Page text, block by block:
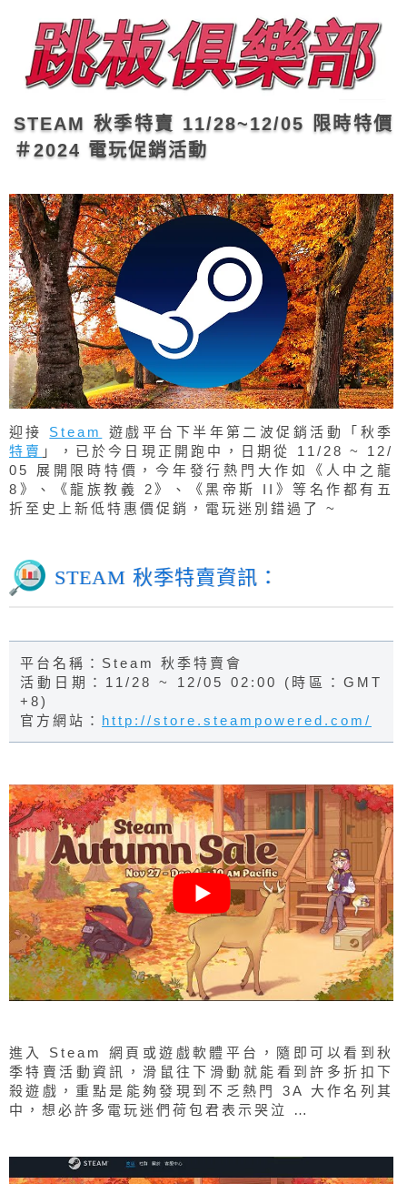
STEAM 秋季特賣 11/28~12/05 限時特價
＃2024 電玩促銷活動
迎接 Steam
遊戲平台下半年第二波促銷活動「秋季
特賣 」，已於今日現正開跑中，日期從 11/28 ~ 12/
05 展開限時特價，今年發行熱門大作如《人中之龍
8》、《龍族教義 2》、《黑帝斯 II》等名作都有五
折至史上新低特惠價促銷，電玩迷別錯過了 ~
STEAM 秋季特賣資訊：
平台名稱：Steam 秋季特賣會
活動日期：11/28 ~ 12/05 02:00 (時區：GMT
+8)
官方網站： http://store.steampowered.com/
進入 Steam 網頁或遊戲軟體平台，隨即可以看到秋
季特賣活動資訊，滑鼠往下滑動就能看到許多折扣下
殺遊戲，重點是能夠發現到不乏熱門 3A 大作名列其
中，想必許多電玩迷們荷包君表示哭泣 …